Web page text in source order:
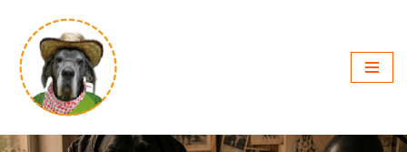
Zum
Inhalt
springen